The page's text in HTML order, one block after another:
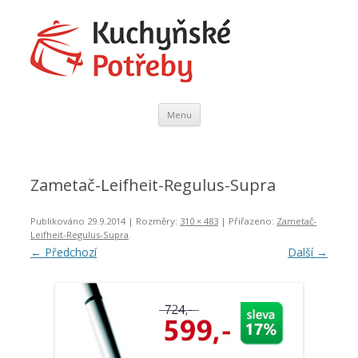
Menu Přejít
obsahu
Zametač-Leifheit-Regulus-Supra
Publikováno 29.9.2014 | Rozměry: 310 × 483 | Přiřazeno: Zametač-
Leifheit-Regulus-Supra.
← Předchozí Další →